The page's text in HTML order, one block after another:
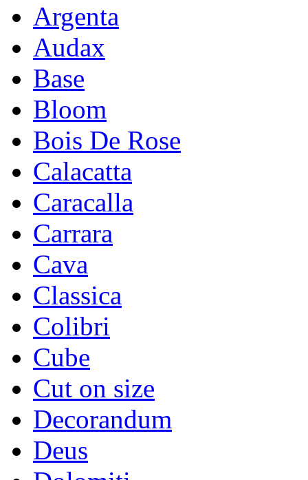
Argenta
Audax
Base
Bloom
Bois De Rose
Calacatta
Caracalla
Carrara
Cava
Classica
Colibri
Cube
Cut on size
Decorandum
Deus